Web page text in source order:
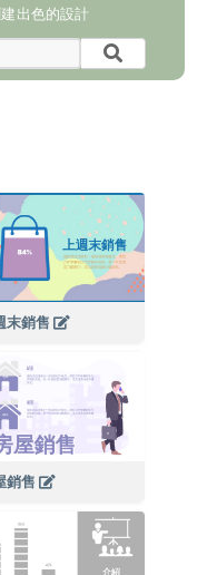
出色的設計
末銷售
銷售